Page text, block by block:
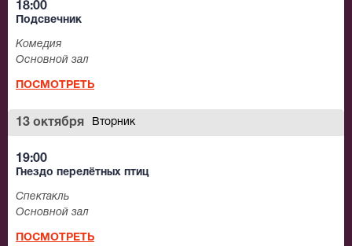
18:00
Подсвечник
Комедия
Основной зал
ПОСМОТРЕТЬ
13 октября Вторник
19:00
Гнездо перелётных птиц
Спектакль
Основной зал
ПОСМОТРЕТЬ